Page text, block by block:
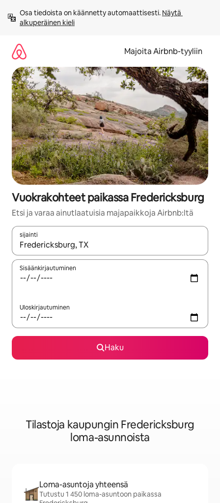
sisältö
väliin
Osa tiedoista on käännetty automaattisesti. Näytä
alkuperäinen kieli
Majoita Airbnb-tyyliin
Vuokrakohteet paikassa Fredericksburg
Etsi ja varaa ainutlaatuisia majapaikkoja Airbnb:ltä
sijainti
Kun tulokset ovat saatavilla, navigoi ylös- ja alas-
Sisäänkirjautuminen
Uloskirjautuminen
Haku
Tilastoja kaupungin Fredericksburg
loma-asunnoista
Loma-asuntoja yhteensä
Tutustu 1 450 loma-asuntoon paikassa